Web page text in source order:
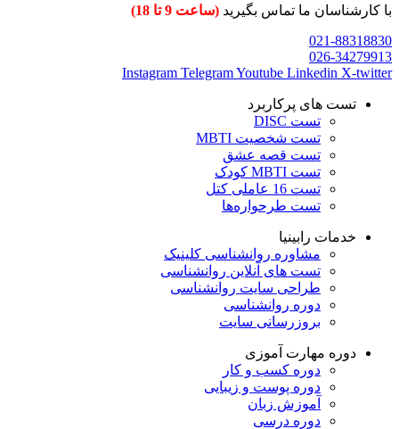
با کارشناسان ما تماس بگیرید (ساعت 9 تا 18)
021-88318830
026-34279913
Instagram TelegramYoutube Linkedin X-twitter
تست های پرکاربرد
تست DISC
تست شخصیت MBTI
تست قصه عشق
تست MBTI کودک
تست 16 عاملی کتل
تست طرحواره‌ها
خدمات رابینیا
مشاوره روانشناسی کلینیک
تست های آنلاین روانشناسی
طراحی سایت روانشناسی
دوره روانشناسی
بروزرسانی سایت
دوره مهارت آموزی
دوره کسب و کار
دوره پوست و زیبایی
آموزش زبان
دوره درسی